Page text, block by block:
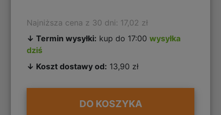
Najniższa cena z 30 dni: 17,02 zł
↓ Termin wysyłki: kup do 17:00wysyłka
dziś
↓ Koszt dostawy od: 13,90 zł
DO KOSZYKA